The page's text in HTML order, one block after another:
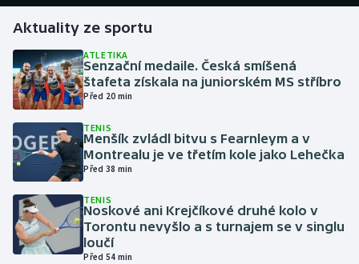
Futsal
Golf
Gymnastika
Házená
Jezdectví
Judo
Krasobruslení
Aktuality ze sportu
ATLETIKA
Senzační medaile. Česká smíšená
štafeta získala na juniorském MS stříbro
Před 20 min
TENIS
Menšík zvládl bitvu s Fearnleym a v
Montrealu je ve třetím kole jako Lehečka
Před 38 min
TENIS
Noskové ani Krejčíkové druhé kolo v
Torontu nevyšlo a s turnajem se v singlu
loučí
Před 54 min